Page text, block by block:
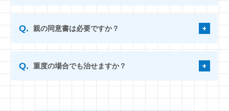
親の同意書は必要ですか？
重度の場合でも治せますか？